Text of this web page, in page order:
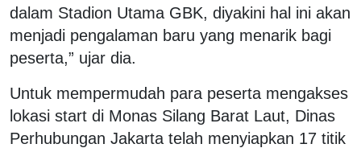
dalam Stadion Utama GBK, diyakini hal ini akan
menjadi pengalaman baru yang menarik bagi
peserta,” ujar dia.
Untuk mempermudah para peserta mengakses
lokasi start di Monas Silang Barat Laut, Dinas
Perhubungan Jakarta telah menyiapkan 17 titik